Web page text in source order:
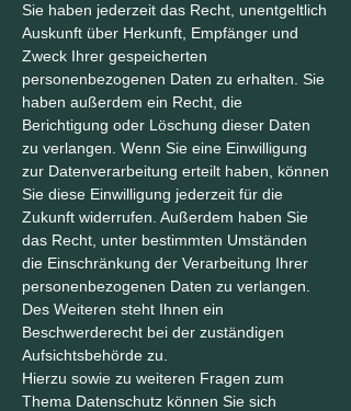
Sie haben jederzeit das Recht, unentgeltlich
Auskunft über Herkunft, Empfänger und
Zweck Ihrer gespeicherten
personenbezogenen Daten zu erhalten. Sie
haben außerdem ein Recht, die
Berichtigung oder Löschung dieser Daten
zu verlangen. Wenn Sie eine Einwilligung
zur Datenverarbeitung erteilt haben, können
Sie diese Einwilligung jederzeit für die
Zukunft widerrufen. Außerdem haben Sie
das Recht, unter bestimmten Umständen
die Einschränkung der Verarbeitung Ihrer
personenbezogenen Daten zu verlangen.
Des Weiteren steht Ihnen ein
Beschwerderecht bei der zuständigen
Aufsichtsbehörde zu.
Hierzu sowie zu weiteren Fragen zum
Thema Datenschutz können Sie sich